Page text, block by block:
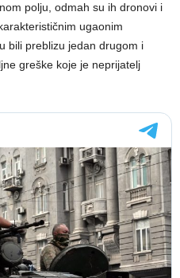
polju, odmah su ih dronovi i
ugaonim
bili preblizu jedan drugom i
greške koje je neprijatelj